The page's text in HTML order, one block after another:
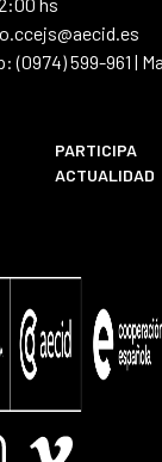
(0974) 599-961 |
PARTICIPA
ACTUALIDAD
Vimeo